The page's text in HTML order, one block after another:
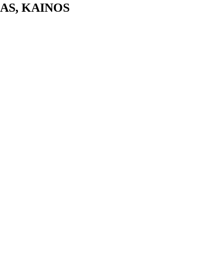
KAINOS